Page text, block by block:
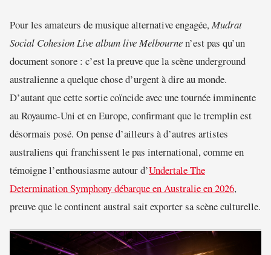
Pour les amateurs de musique alternative engagée,Mudrat
Social Cohesion Live album live Melbournen’est pas qu’un
document sonore : c’est la preuve que la scène underground
australienne a quelque chose d’urgent à dire au monde.
D’autant que cette sortie coïncide avec une tournée imminente
au Royaume-Uni et en Europe, confirmant que le tremplin est
désormais posé. On pense d’ailleurs à d’autres artistes
australiens qui franchissent le pas international, comme en
témoigne l’enthousiasme autour d’Undertale The
Determination Symphony débarque en Australie en 2026,
preuve que le continent austral sait exporter sa scène culturelle.